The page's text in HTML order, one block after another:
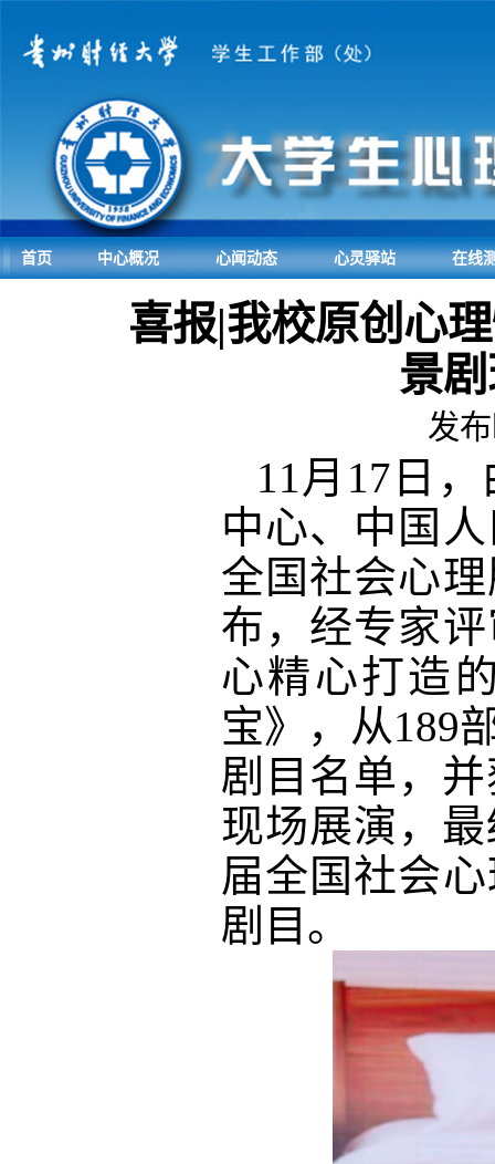
首页 中心概况 心闻动态 心灵驿站 在线
喜报|我校原创心
景
发
11月17日
中心、中国
全国社会心
布，经专家
心精心打造
宝》，从189
剧目名单，
现场展演，
届全国社会
剧目。